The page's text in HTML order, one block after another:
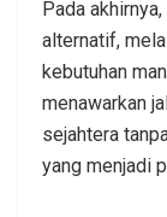
Pada
alternatif,
kebutuhan
menawarkan
sejahtera
yang menjadi